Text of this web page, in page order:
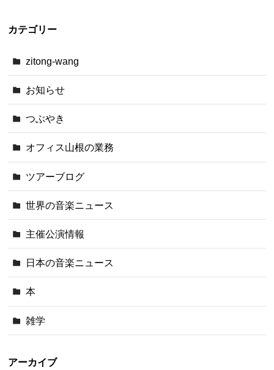
カテゴリー
zitong-wang
お知らせ
つぶやき
オフィス山根の業務
ツアーブログ
世界の音楽ニュース
主催公演情報
日本の音楽ニュース
本
雑学
アーカイブ